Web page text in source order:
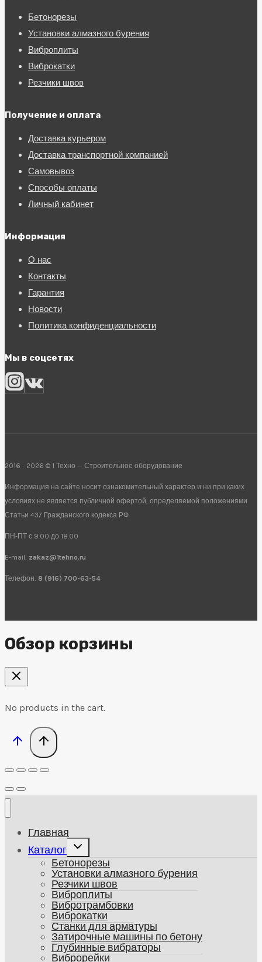
Бетонорезы
Установки алмазного бурения
Виброплиты
Виброкатки
Резчики швов
Получение и оплата
Доставка курьером
Доставка транспортной компанией
Самовывоз
Способы оплаты
Личный кабинет
Информация
О нас
Контакты
Гарантия
Новости
Политика конфиденциальности
Мы в соцсетях
2016 - 2026 © 1 Техно — Строительное оборудование
Информация на сайте носит ознакомительный характер и ни при каких
условиях не является публичной офертой, определяемой положениями
Статьи 437 Гражданского кодекса РФ
ПН-ПТ с 9.00 до 18.00
E-mail: zakaz@1tehno.ru
Телефон: 8 (916) 700-63-54
Обзор корзины
No products in the cart.
Главная
Каталог
Развернуть
дочернее
меню
Бетонорезы
Установки алмазного бурения
Резчики швов
Виброплиты
Вибротрамбовки
Виброкатки
Станки для арматуры
Затирочные машины по бетону
Глубинные вибраторы
Виброрейки